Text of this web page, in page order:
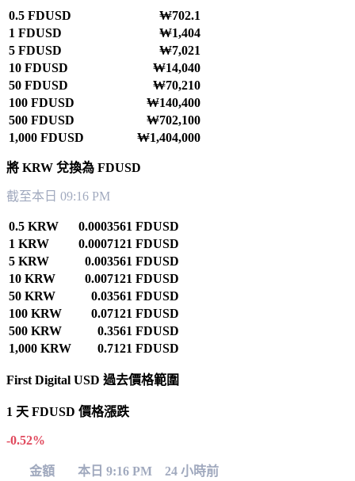
0.5 FDUSD
₩702.1
1 FDUSD
₩1,404
5 FDUSD
₩7,021
10 FDUSD
₩14,040
50 FDUSD
₩70,210
100 FDUSD
₩140,400
500 FDUSD
₩702,100
1,000 FDUSD
₩1,404,000
將 KRW 兌換為 FDUSD
截至本日 09:16 PM
0.5 KRW
0.0003561 FDUSD
1 KRW
0.0007121 FDUSD
5 KRW
0.003561 FDUSD
10 KRW
0.007121 FDUSD
50 KRW
0.03561 FDUSD
100 KRW
0.07121 FDUSD
500 KRW
0.3561 FDUSD
1,000 KRW
0.7121 FDUSD
First Digital USD 過去價格範圍
1 天 FDUSD 價格漲跌
-0.52%
金額 本日 9:16 PM 24 小時前